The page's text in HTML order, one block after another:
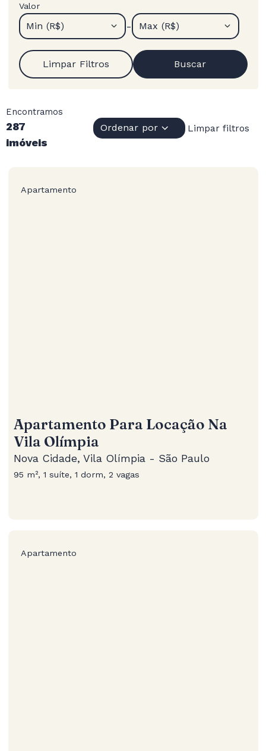
Valor
Min (R$) - Max (R$)
Limpar Filtros Buscar
Encontramos
287
imóveis
Ordenar por Limpar filtros
Apartamento
Apartamento Para Locação Na
Vila Olímpia
Nova Cidade, Vila Olímpia - São Paulo
95 m², 1 suíte, 1 dorm, 2 vagas
Apartamento